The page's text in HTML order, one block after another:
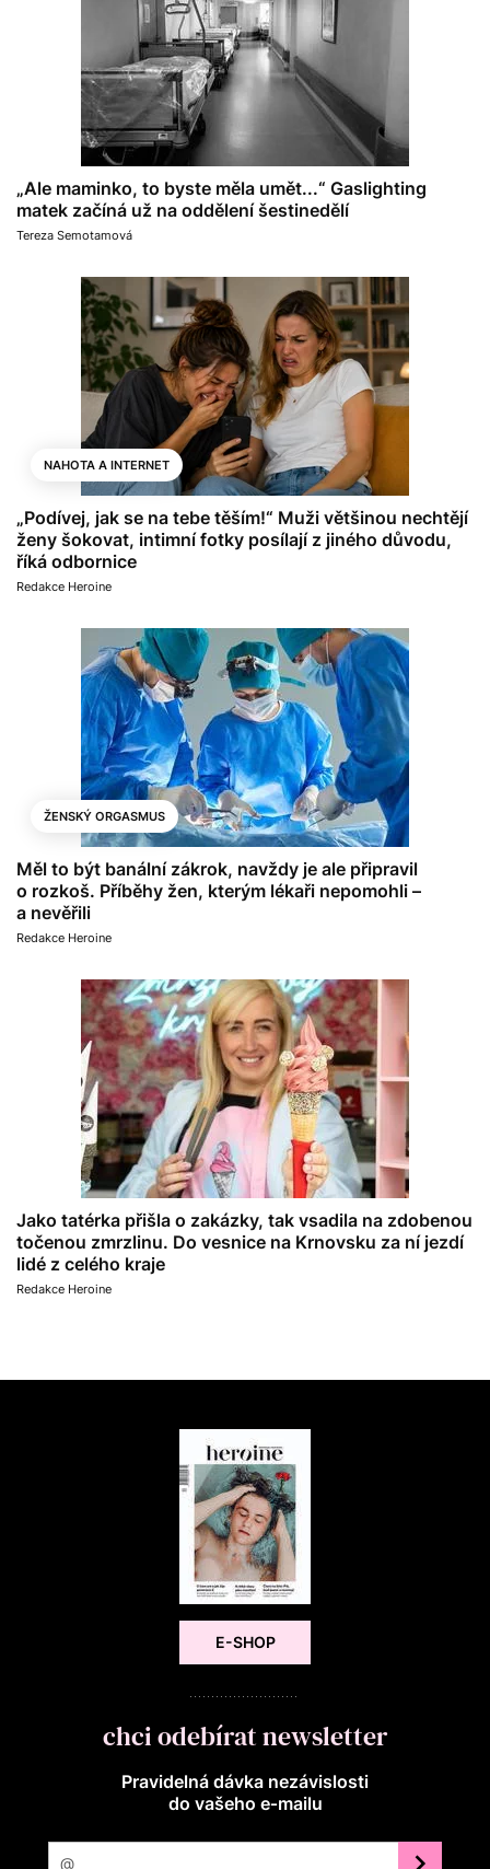
„Ale maminko, to byste měla umět...“ Gaslighting
matek začíná už na oddělení šestinedělí
Tereza Semotamová
NAHOTA A INTERNET
„Podívej, jak se na tebe těším!“ Muži většinou nechtějí
ženy šokovat, intimní fotky posílají z jiného důvodu,
říká odbornice
Redakce Heroine
ŽENSKÝ ORGASMUS
Měl to být banální zákrok, navždy je ale připravil
o rozkoš. Příběhy žen, kterým lékaři nepomohli –
a nevěřili
Redakce Heroine
Jako tatérka přišla o zakázky, tak vsadila na zdobenou
točenou zmrzlinu. Do vesnice na Krnovsku za ní jezdí
lidé z celého kraje
Redakce Heroine
E-SHOP
chci odebírat newsletter
Pravidelná dávka nezávislosti
do vašeho e‑mailu